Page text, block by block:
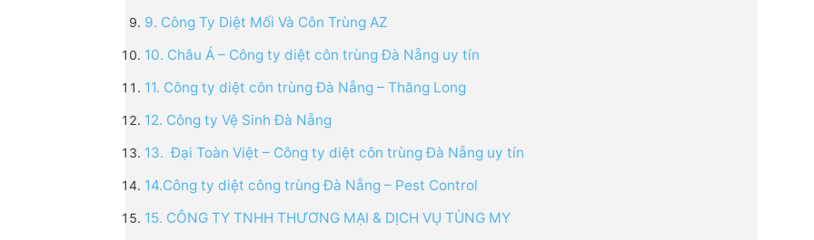
9. Công Ty Diệt Mối Và Côn Trùng AZ
10. Châu Á – Công ty diệt côn trùng Đà Nẵng uy tín
11. Công ty diệt côn trùng Đà Nẵng – Thăng Long
12. Công ty Vệ Sinh Đà Nẵng
13. Đại Toàn Việt – Công ty diệt côn trùng Đà Nẵng uy tín
14.Công ty diệt công trùng Đà Nẵng – Pest Control
15. CÔNG TY TNHH THƯƠNG MẠI & DỊCH VỤ TÙNG MY